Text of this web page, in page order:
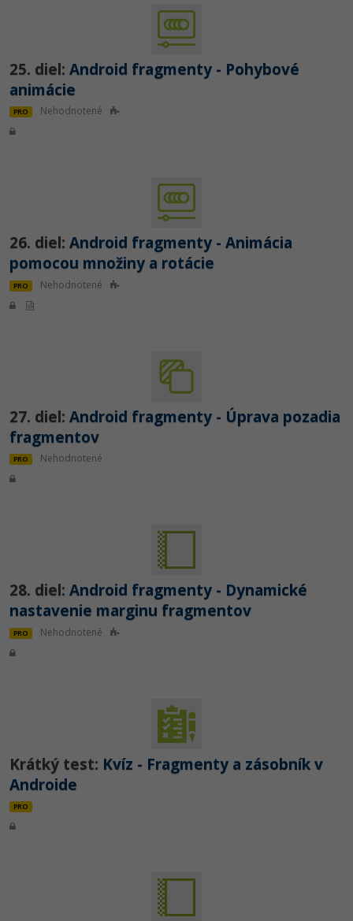
25. diel: Android fragmenty - Pohybové
animácie
PRO Nehodnotené
26. diel: Android fragmenty - Animácia
pomocou množiny a rotácie
PRO Nehodnotené
27. diel: Android fragmenty - Úprava pozadia
fragmentov
PRO Nehodnotené
28. diel: Android fragmenty - Dynamické
nastavenie marginu fragmentov
PRO Nehodnotené
Krátký test: Kvíz - Fragmenty a zásobník v
Androide
PRO